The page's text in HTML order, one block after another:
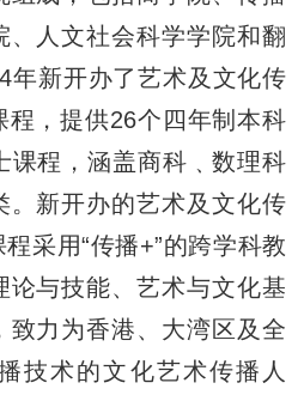
、人文社会科学学院和翻
年新开办了艺术及文化传
，提供26个四年制本科
课程，涵盖商科﹑数理科
。新开办的艺术及文化传
采用“传播+”的跨学科教
论与技能、艺术与文化基
致力为香港、大湾区及全
技术的文化艺术传播人